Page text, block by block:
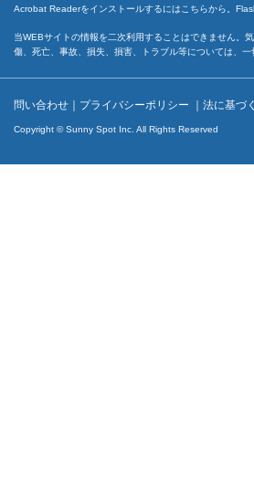
Acrobat Readerをインストールするには こちらから。
当WEBサイトの情報を二次利用することはできません。
傷、死亡、事故、損失、損害、トラブル等については、
問い合わせ ｜ プライバシーポリシー ｜ 法に基づ
Copyright © Sunny Spot Inc. All Rights Reserved